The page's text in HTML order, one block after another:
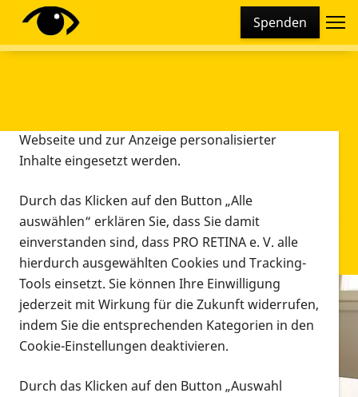
Spenden
Infomaterial
Infomaterial
Vorlesen
Diese Webseite setzt verschiedene Cookies und
Tracking-Tools ein. Dies beinhaltet Cookies und
Webseite und zur Anzeige personalisierter
Inhalte eingesetzt werden.
Durch das Klicken auf den Button „Alle
auswählen“ erklären Sie, dass Sie damit
einverstanden sind, dass PRO RETINA e. V. alle
hierdurch ausgewählten Cookies und Tracking-
Tools einsetzt. Sie können Ihre Einwilligung
jederzeit mit Wirkung für die Zukunft widerrufen,
indem Sie die entsprechenden Kategorien in den
Cookie-Einstellungen deaktivieren.
Durch das Klicken auf den Button „Auswahl